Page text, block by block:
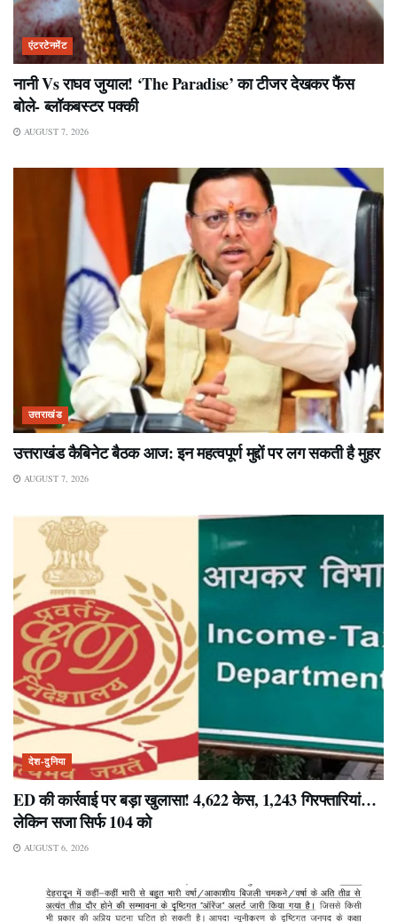
एंटरटेनमेंट
नानी Vs राघव जुयाल! ‘The Paradise’ का टीजर देखकर फैंस
बोले- ब्लॉकबस्टर पक्की
AUGUST 7, 2026
उत्तराखंड
उत्तराखंड कैबिनेट बैठक आज: इन महत्वपूर्ण मुद्दों पर लग सकती है मुहर
AUGUST 7, 2026
देश-दुनिया
ED की कार्रवाई पर बड़ा खुलासा! 4,622 केस, 1,243 गिरफ्तारियां…
लेकिन सजा सिर्फ 104 को
AUGUST 6, 2026